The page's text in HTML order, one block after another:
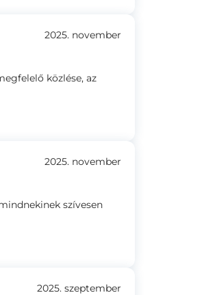
2025. november
közlése, az
2025. november
szívesen
2025. szeptember